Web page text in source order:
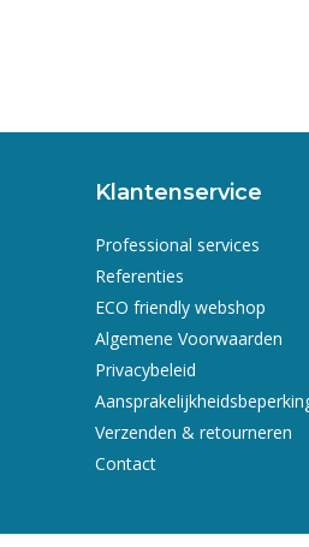
Klantenservice
Professional services
Referenties
ECO friendly webshop
Algemene Voorwaarden
Privacybeleid
Verzenden & retourneren
Contact